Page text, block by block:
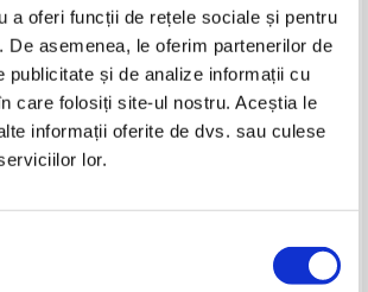
a oferi funcții de rețele sociale și pentru
De asemenea, le oferim partenerilor de
publicitate și de analize informații cu
care folosiți site-ul nostru. Aceștia le
informații oferite de dvs. sau culese
lor.
volumul 4
Lei
I. Stoia, Marieta Stoicescu - Ce
trebuie sa stim despre
alimentatia bolnavului reumatic
Pret:20,00Lei 13,00 Lei